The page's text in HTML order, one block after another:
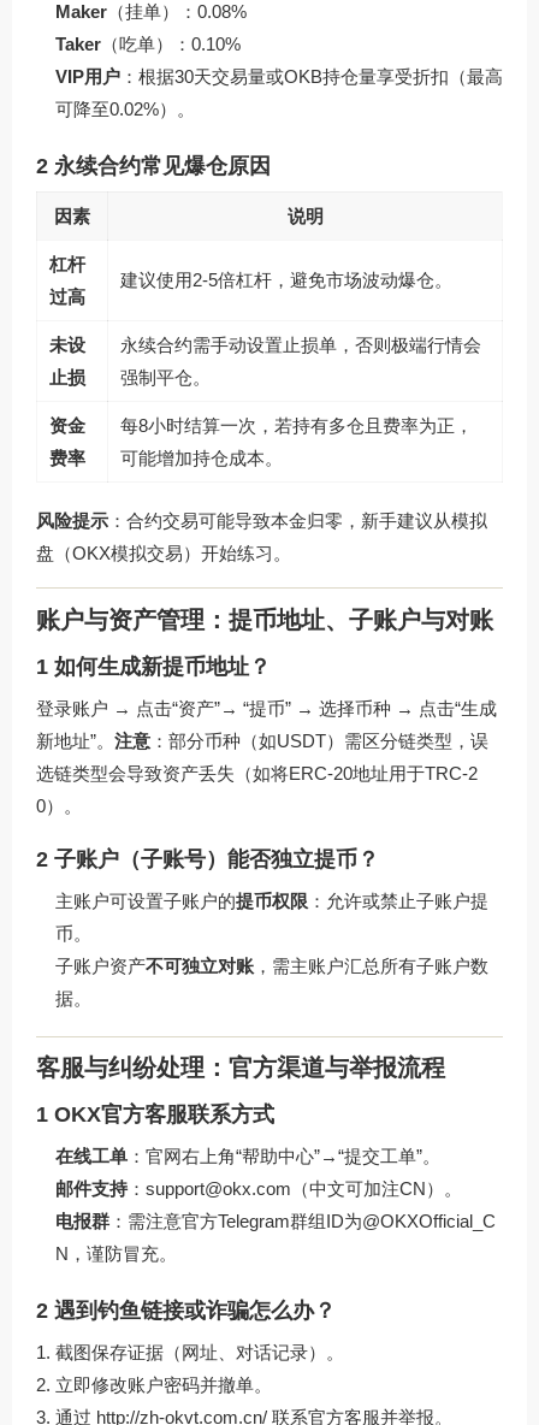
Maker （挂单）：0.08%
Taker （吃单）：0.10%
VIP用户 ：根据30天交易量或OKB持仓量享受折扣（最高
可降至0.02%）。
2 永续合约常见爆仓原因
因素 说明
杠杆
过高
建议使用2-5倍杠杆，避免市场波动爆仓。
未设
止损
永续合约需手动设置止损单，否则极端行情会
强制平仓。
资金
费率
每8小时结算一次，若持有多仓且费率为正，
可能增加持仓成本。
风险提示 ：合约交易可能导致本金归零，新手建议从模拟
盘（OKX模拟交易）开始练习。
账户与资产管理：提币地址、子账户与对账
1 如何生成新提币地址？
登录账户 → 点击“资产”→ “提币” → 选择币种 → 点击“生成
新地址”。 注意 ：部分币种（如USDT）需区分链类型，误
选链类型会导致资产丢失（如将ERC-20地址用于TRC-2
0）。
2 子账户（子账号）能否独立提币？
主账户可设置子账户的提币权限 ：允许或禁止子账户提
币。
子账户资产不可独立对账 ，需主账户汇总所有子账户数
据。
客服与纠纷处理：官方渠道与举报流程
1 OKX官方客服联系方式
在线工单 ：官网右上角“帮助中心”→“提交工单”。
邮件支持：support@okx.com（中文可加注CN）。
电报群 ：需注意官方Telegram群组ID为@OKXOfficial_C
N，谨防冒充。
2 遇到钓鱼链接或诈骗怎么办？
截图保存证据（网址、对话记录）。
立即修改账户密码并撤单。
通过 http://zh-okvt.com.cn/ 联系官方客服并举报。